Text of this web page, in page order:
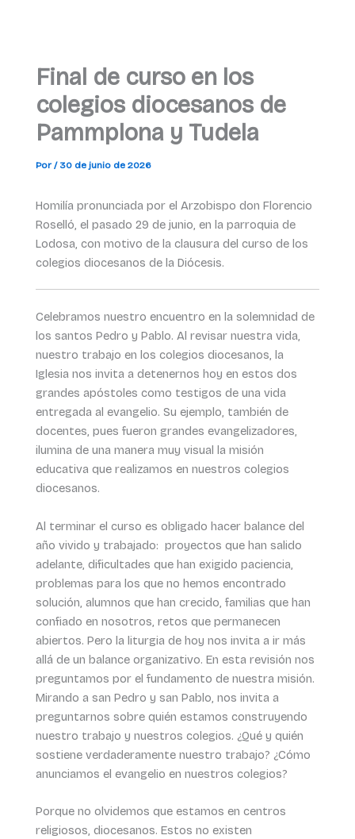
Final de curso en los
colegios diocesanos de
Pammplona y Tudela
Por / 30 de junio de 2026
Homilía pronunciada por el Arzobispo don Florencio
Roselló, el pasado 29 de junio, en la parroquia de
Lodosa, con motivo de la clausura del curso de los
colegios diocesanos de la Diócesis.
Celebramos nuestro encuentro en la solemnidad de
los santos Pedro y Pablo. Al revisar nuestra vida,
nuestro trabajo en los colegios diocesanos, la
Iglesia nos invita a detenernos hoy en estos dos
grandes apóstoles como testigos de una vida
entregada al evangelio. Su ejemplo, también de
docentes, pues fueron grandes evangelizadores,
ilumina de una manera muy visual la misión
educativa que realizamos en nuestros colegios
diocesanos.
Al terminar el curso es obligado hacer balance del
año vivido y trabajado: proyectos que han salido
adelante, dificultades que han exigido paciencia,
problemas para los que no hemos encontrado
solución, alumnos que han crecido, familias que han
confiado en nosotros, retos que permanecen
abiertos. Pero la liturgia de hoy nos invita a ir más
allá de un balance organizativo. En esta revisión nos
preguntamos por el fundamento de nuestra misión.
Mirando a san Pedro y san Pablo, nos invita a
preguntarnos sobre quién estamos construyendo
nuestro trabajo y nuestros colegios. ¿Qué y quién
sostiene verdaderamente nuestro trabajo? ¿Cómo
anunciamos el evangelio en nuestros colegios?
Porque no olvidemos que estamos en centros
religiosos, diocesanos. Estos no existen